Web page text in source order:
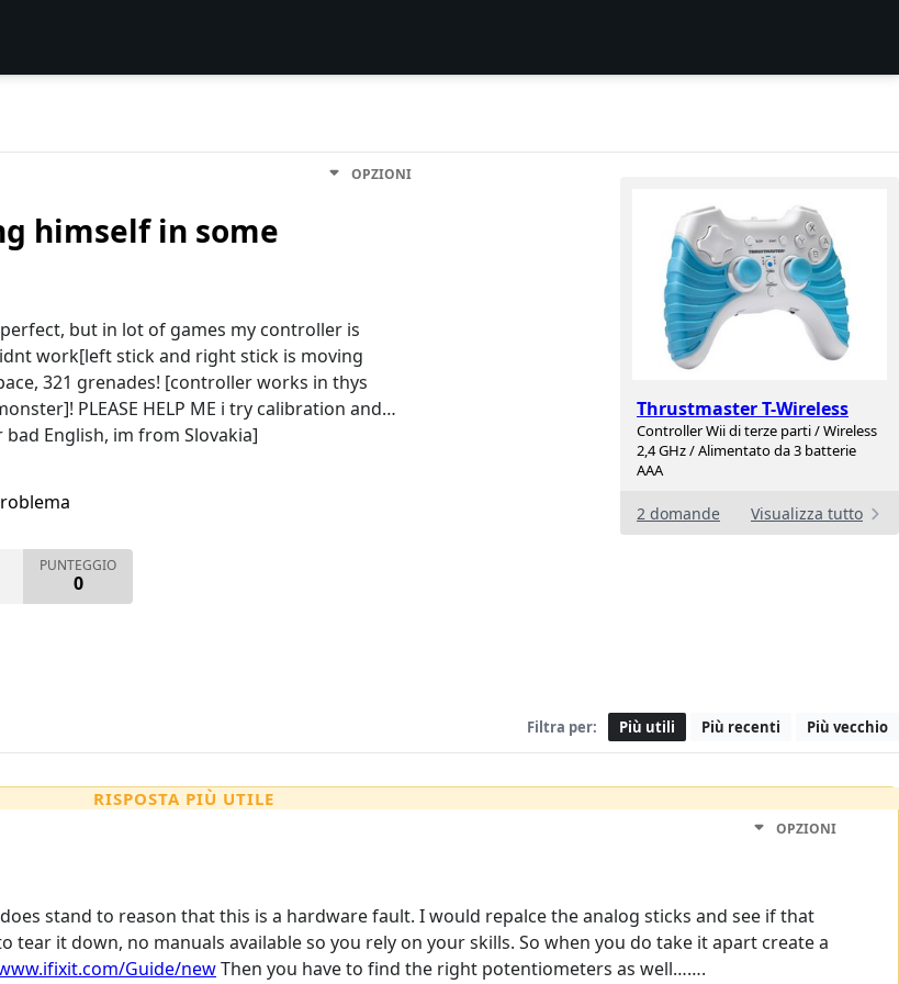
Thrustmaster T-Wireless
Controller Wii di terze parti / Wireless
2,4 GHz / Alimentato da 3 batterie
AAA
2 domande Visualizza tutto
OPZIONI
himself in some
but in lot of games my controller is
work[left stick and right stick is moving
321 grenades! [controller works in thys
PLEASE HELP ME i try calibration and…
English, im from Slovakia]
PUNTEGGIO
0
Filtra per: Più utili Più recenti Più vecchio
RISPOSTA PIÙ UTILE
OPZIONI
stand to reason that this is a hardware fault. I would repalce the analog sticks and see if that
tear it down, no manuals available so you rely on your skills. So when you do take it apart create a
Guide/newThen you have to find the right potentiometers as well…….